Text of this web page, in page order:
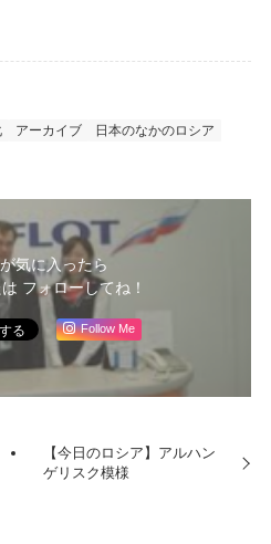
アーカイブ
日本のなかのロシア
気に入ったら
フォローしてね！
Follow Me
【今日のロシア】アルハン
ゲリスク模様